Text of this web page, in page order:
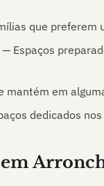
que preferem
— Espaços
mantém em
dedicados
em